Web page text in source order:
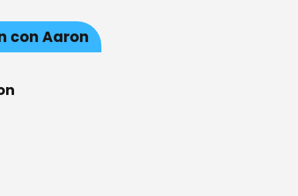
con Aaron